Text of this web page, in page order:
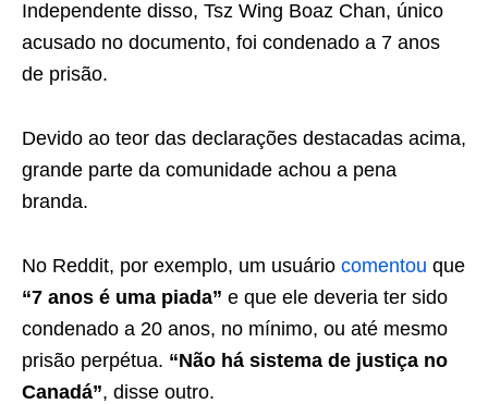
Independente disso, Tsz Wing Boaz Chan, único
acusado no documento, foi condenado a 7 anos
de prisão.
Devido ao teor das declarações destacadas acima,
grande parte da comunidade achou a pena
branda.
No Reddit, por exemplo, um usuário comentou que
“7 anos é uma piada” e que ele deveria ter sido
condenado a 20 anos, no mínimo, ou até mesmo
prisão perpétua. “Não há sistema de justiça no
Canadá”, disse outro.